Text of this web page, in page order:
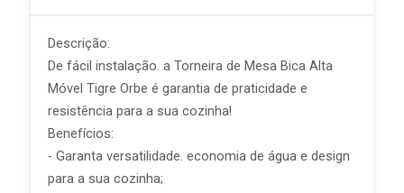
Descrição:
De fácil instalação. a Torneira de Mesa Bica Alta
Móvel Tigre Orbe é garantia de praticidade e
resistência para a sua cozinha!
Benefícios:
- Garanta versatilidade. economia de água e design
para a sua cozinha;